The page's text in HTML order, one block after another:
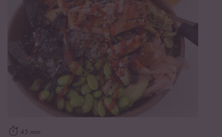
45 min